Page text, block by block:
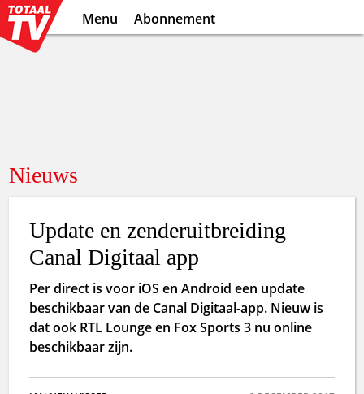
Menu Abonnement
Nieuws
Update en zenderuitbreiding
Canal Digitaal app
Per direct is voor iOS en Android een update
beschikbaar van de Canal Digitaal-app. Nieuw is
dat ook RTL Lounge en Fox Sports 3 nu online
beschikbaar zijn.